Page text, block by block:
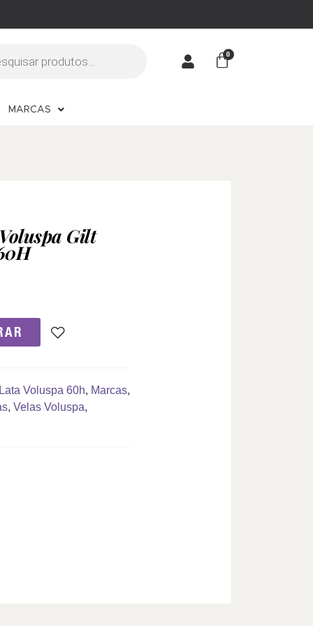
MARCAS
Gilt
Lata Voluspa 60h, Marcas,
, Velas Voluspa,